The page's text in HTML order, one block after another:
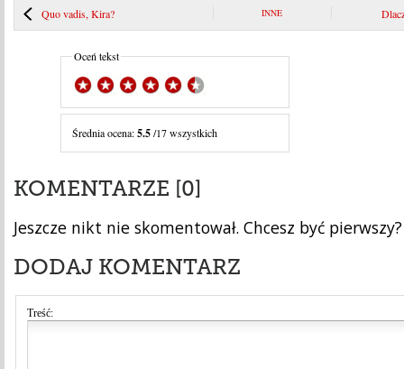
Quo vadis, Kira? INNE
Oceń tekst
Średnia ocena:5.5/17 wszystkich
KOMENTARZE [0]
Jeszcze nikt nie skomentował. Chcesz być pierwszy?
DODAJ KOMENTARZ
Treść: